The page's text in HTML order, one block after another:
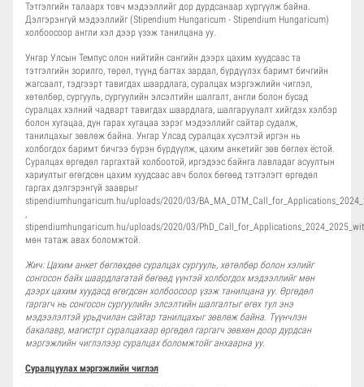
Тэтгэлгийн талаарх товч мэдээллийг дор дурдсанаар хүргүүлж байна.
Дэлгэрэнгүй мэдээллийг (Stipendium Hungaricum - Stipendium Hungaricum)
холбоосоор англи хэл дээр үзэж танилцана уу.
Унгар Улсын Темпус олон нийтийн сангийн дээрх цахим хуудсаас та
тэтгэлгийн зорилго, төрөл, түүнд багтах зардал, бүрдүүлэх баримт бичгийн
жагсаалт, тэдгээрт тавигдах шаардлага, суралцах мэргэжлийн чиглэл,
хөтөлбөр, сургууль, сургуулийн элсэлтийн шалгалт, англи болон бусад
суралцах хэлний чадварт тавигдах шаардлага, шалгаруулалт хийгдэх хэлбэр
болон хугацаа, дүн гарах хугацаа зэрэг мэдээллийг сайтар судалж,
танилцахыг зөвлөж байна. Унгар Улсад суралцах хүсэлтэй иргэн нь
холбогдох баримт бичгээ бүрэн бүрдүүлж, цахим анкетийг зөв бөглөх ёстой.
Суралцах өргөдөл гаргахтай холбоотой, иргэдээс байнга лавладаг асуултын
хариултыг өгөгдсөн цахим хуудсаас авч болох бөгөөд тэтгэлэгт өргөдөл
гаргах дэлгэрэнгүй зааврыг
stipendiumhungaricum.hu/uploads/2020/03/
,
stipendiumhungaricum.hu/uploads/2020/03/
мөн татаж авах боломжтой.
Жич: Цахим анкет бөглөхдөөсуралцах сургууль, хөтөлбөр болон хэлийг
сонгосон байх шаардлагатай бөгөөд үүнтэй холбогдох мэдээллийг мөн
дээрх цахим хуудасдөгөгдсөн холбоосоор үзэж танилцана уу. Өргөдөл
гаргагч нь сонгосон сургуулийн элсэлтийн шалгалтыг өгөх тул энэ
мэдээлэлтэй урьдчилан сайтар танилцахыг зөвлөж байна. Түүнчлэн
бакалавр, магистрт суралцахаар өргөдөл гаргагч зөвхөн доор дурдсан
мэргэжлийн чиглэлээр суралцах боломжтойг анхаарна уу.
Суралцуулах мэргэжлийн чиглэл